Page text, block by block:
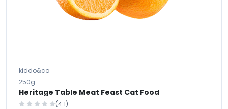
kiddo&co
250g
Heritage Table Meat Feast Cat Food
(4.1)